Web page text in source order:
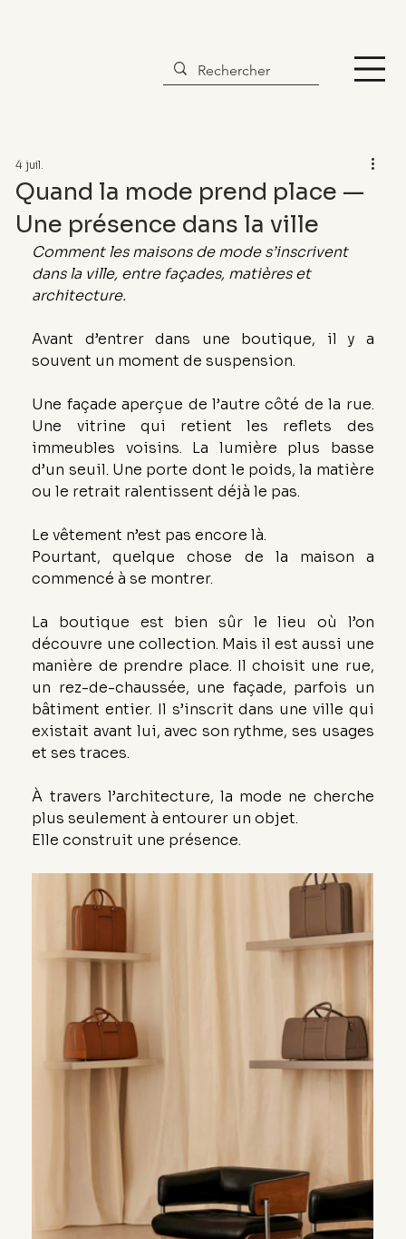
Quand la mode prend place —
Une présence dans la ville
4 juil.
Comment les maisons de mode s’inscrivent
dans la ville, entre façades, matières et
architecture.
Avant d’entrer dans une boutique, il y a
souvent un moment de suspension.
Une façade aperçue de l’autre côté de la rue.
Une vitrine qui retient les reflets des
immeubles voisins. La lumière plus basse
d’un seuil. Une porte dont le poids, la matière
ou le retrait ralentissent déjà le pas.
Le vêtement n’est pas encore là.
Pourtant, quelque chose de la maison a
commencé à se montrer.
La boutique est bien sûr le lieu où l’on
découvre une collection. Mais il est aussi une
manière de prendre place. Il choisit une rue,
un rez-de-chaussée, une façade, parfois un
bâtiment entier. Il s’inscrit dans une ville qui
existait avant lui, avec son rythme, ses usages
et ses traces.
À travers l’architecture, la mode ne cherche
plus seulement à entourer un objet.
Elle construit une présence.